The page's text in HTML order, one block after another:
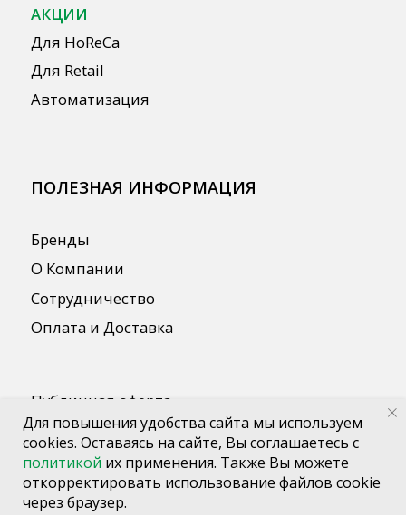
Для повышения удобства сайта мы используем
cookies. Оставаясь на сайте, Вы соглашаетесь с
политикой их применения. Также Вы можете
откорректировать использование файлов cookie
через браузер.